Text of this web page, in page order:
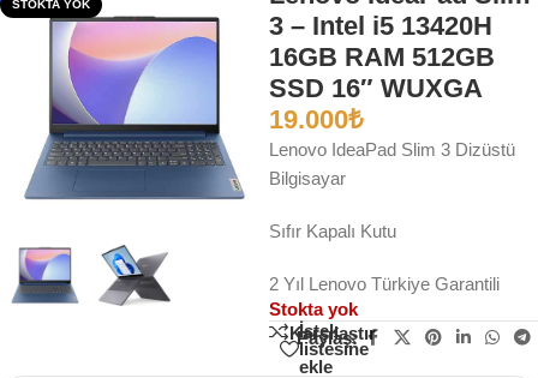
STOKTA YOK
3 – Intel i5 13420H
16GB RAM 512GB
SSD 16″ WUXGA
19.000₺
Lenovo IdeaPad Slim 3 Dizüstü
Bilgisayar
Sıfır Kapalı Kutu
2 Yıl Lenovo Türkiye Garantili
Stokta yok
Karşılaştır
İstek
listesine
ekle
Paylaş: